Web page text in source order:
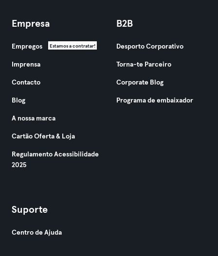
Empresa
Empregos Estamos a contratar!
Imprensa
Contacto
Blog
A nossa marca
Cartão Oferta & Loja
Regulamento Acessibilidade
2025
B2B
Desporto Corporativo
Torna-te Parceiro
Corporate Blog
Programa de embaixador
Suporte
Centro de Ajuda